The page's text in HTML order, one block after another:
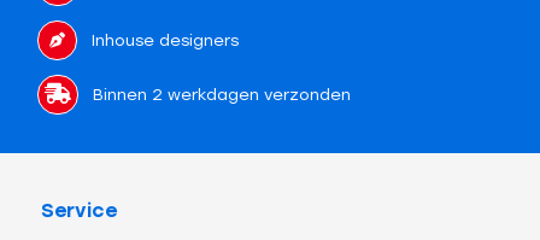
Inhouse designers
Binnen 2 werkdagen verzonden
Service